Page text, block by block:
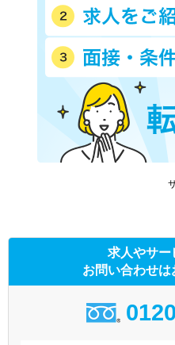
求人やサー
お問い合わせ